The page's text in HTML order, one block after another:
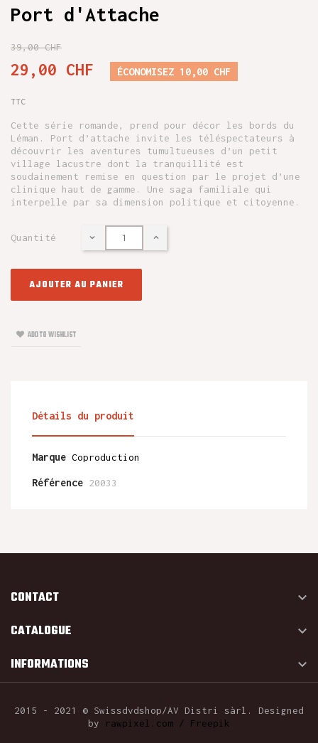
Port d'Attache
39,00 CHF
29,00 CHF ÉCONOMISEZ 10,00 CHF
TTC
Cette série romande, prend pour décor les bords du
Léman. Port d’attache invite les téléspectateurs à
découvrir les aventures tumultueuses d’un petit
village lacustre dont la tranquillité est
soudainement remise en question par le projet d’une
clinique haut de gamme. Une saga familiale qui
interpelle par sa dimension politique et citoyenne.
Quantité
AJOUTER AU PANIER
ADD TO WISHLIST
Détails du produit
Marque Coproduction
Référence 20033
CONTACT 
CATALOGUE 
INFORMATIONS 
2015 - 2021 © Swissdvdshop/AV Distri sàrl. Designed
by
rawpixel.com / Freepik